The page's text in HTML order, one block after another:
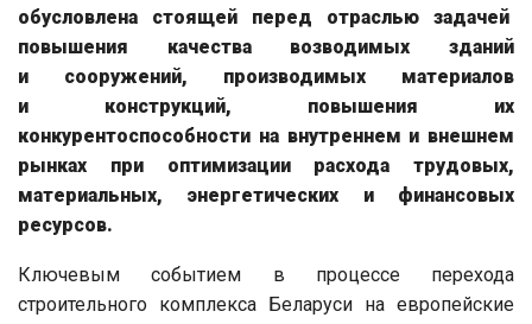
обусловлена стоящей перед отраслью задачей
повышения качества возводимых зданий
и сооружений, производимых материалов
и конструкций, повышения их
конкурентоспособности на внутреннем и внешнем
рынках при оптимизации расхода трудовых,
материальных, энергетических и финансовых
ресурсов.
Ключевым событием в процессе перехода
строительного комплекса Беларуси на европейские